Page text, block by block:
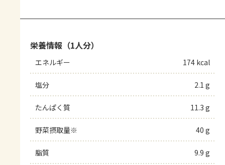
栄養情報（1人分）
エネルギー 174 kcal
塩分 2.1 g
たんぱく質 11.3 g
野菜摂取量※ 40 g
脂質 9.9 g